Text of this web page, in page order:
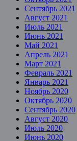
Сентябрь 2021
Август 2021
Июль 2021
Июнь 2021
Май 2021
Апрель 2021
Март 2021
Февраль 2021
Январь 2021
Ноябрь 2020
Октябрь 2020
Сентябрь 2020
Август 2020
Июль 2020
Июнь 2020